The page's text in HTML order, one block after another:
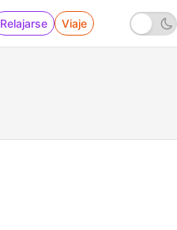
Relajarse Viaje